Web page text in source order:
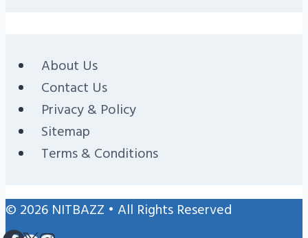
About Us
Contact Us
Privacy & Policy
Sitemap
Terms & Conditions
© 2026 NITBAZZ • All Rights Reserved